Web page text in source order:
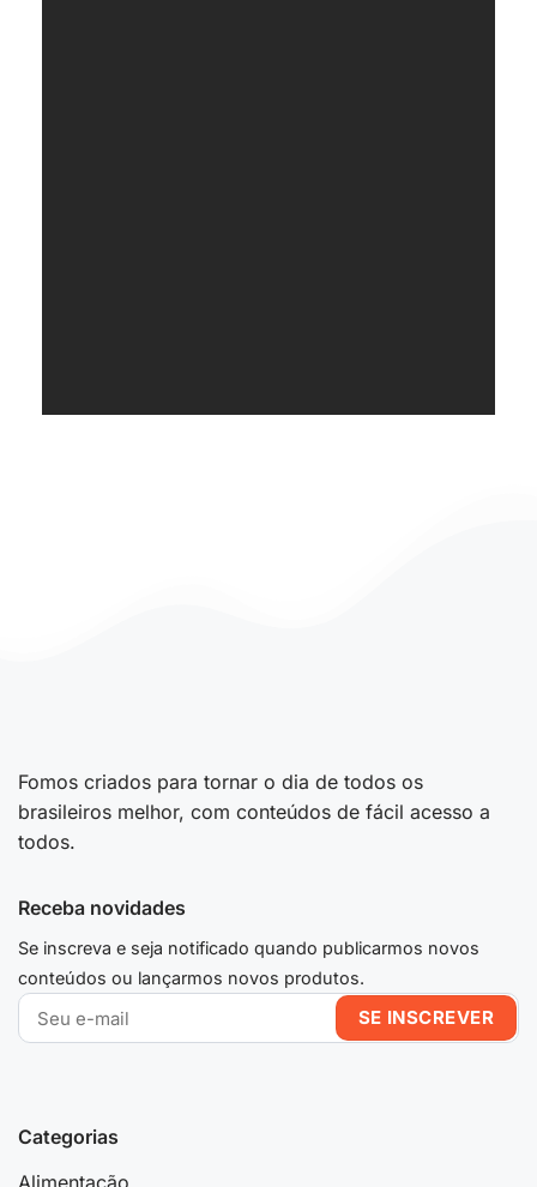
Fomos criados para tornar o dia de todos os
brasileiros melhor, com conteúdos de fácil acesso a
todos.
Categorias
Receba novidades
Se inscreva e seja notificado quando publicarmos novos
conteúdos ou lançarmos novos produtos.